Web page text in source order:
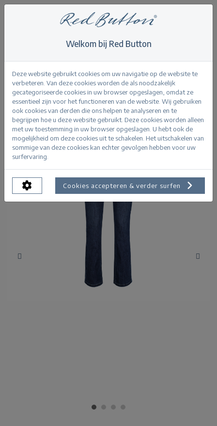
Never out of stock > Kate darkstone used
Terug
Welkom bij Red Button
Deze website gebruikt cookies om uw navigatie op de website te
verbeteren. Van deze cookies worden de als noodzakelijk
gecategoriseerde cookies in uw browser opgeslagen, omdat ze
essentieel zijn voor het functioneren van de website. Wij gebruiken
ook cookies van derden die ons helpen te analyseren en te
begrijpen hoe u deze website gebruikt. Deze cookies worden alleen
met uw toestemming in uw browser opgeslagen. U hebt ook de
mogelijkheid om deze cookies uit te schakelen. Het uitschakelen van
sommige van deze cookies kan echter gevolgen hebben voor uw
surfervaring.
Cookies accepteren & verder surfen